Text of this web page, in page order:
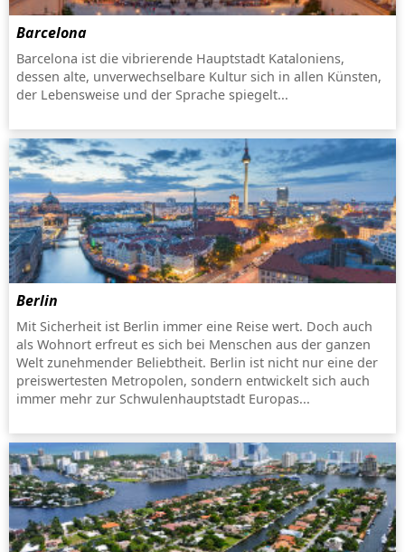
Barcelona
Barcelona ist die vibrierende Hauptstadt Kataloniens,
dessen alte, unverwechselbare Kultur sich in allen Künsten,
der Lebensweise und der Sprache spiegelt...
Berlin
Mit Sicherheit ist Berlin immer eine Reise wert. Doch auch
als Wohnort erfreut es sich bei Menschen aus der ganzen
Welt zunehmender Beliebtheit. Berlin ist nicht nur eine der
preiswertesten Metropolen, sondern entwickelt sich auch
immer mehr zur Schwulenhauptstadt Europas...